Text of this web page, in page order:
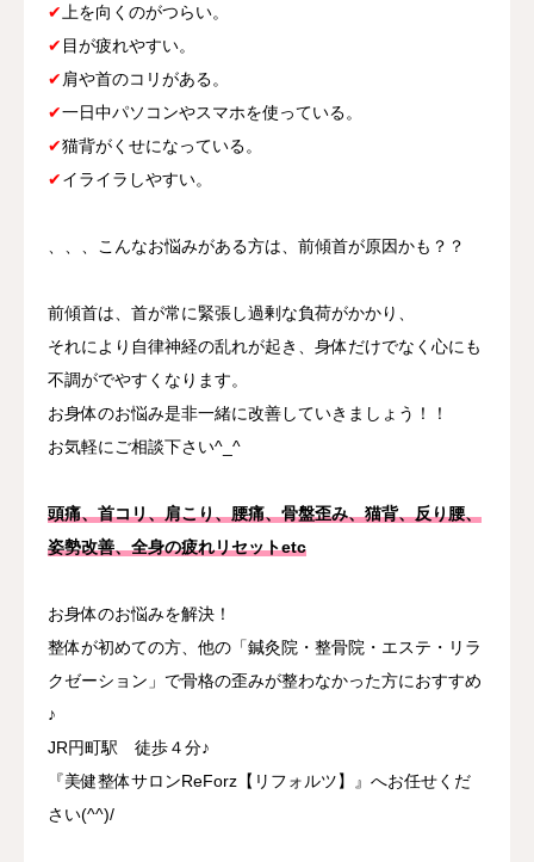
✔ 上を向くのがつらい。
✔ 目が疲れやすい。
✔ 肩や首のコリがある。
✔一日中パソコンやスマホを使っている。
✔猫背がくせになっている。
✔イライラしやすい。
、、、こんなお悩みがある方は、前傾首が原因かも？？
前傾首は、首が常に緊張し過剰な負荷がかかり、
それにより自律神経の乱れが起き、身体だけでなく心にも
不調がでやすくなります。
お身体のお悩み是非一緒に改善していきましょう！！
お気軽にご相談下さい^_^
頭痛、首コリ、肩こり、腰痛、骨盤歪み、猫背、反り腰、
姿勢改善、全身の疲れリセットetc
お身体のお悩みを解決！
整体が初めての方、他の「鍼灸院・整骨院・エステ・リラ
クゼーション」で骨格の歪みが整わなかった方におすすめ
♪
JR円町駅 徒歩４分♪
『美健整体サロンReForz【リフォルツ】』へお任せくだ
さい(^^)/